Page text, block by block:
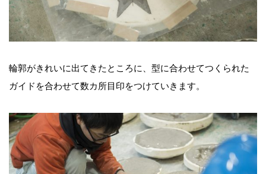
輪郭がきれいに出てきたところに、型に合わせてつくられた
ガイドを合わせて数カ所目印をつけていきます。